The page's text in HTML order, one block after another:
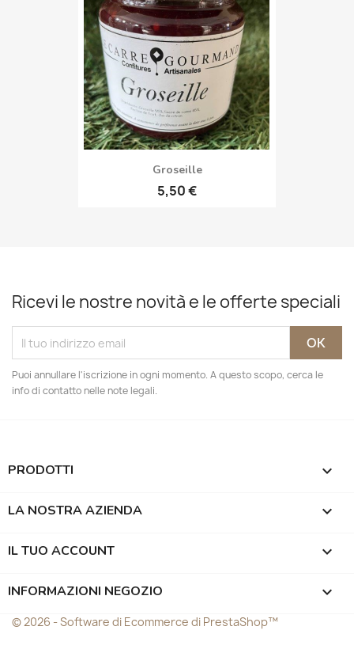
Groseille
5,50 €
Ricevi le nostre novità e le offerte speciali
Puoi annullare l'iscrizione in ogni momento. A questo scopo, cerca le
info di contatto nelle note legali.
PRODOTTI 
LA NOSTRA AZIENDA 
IL TUO ACCOUNT 
INFORMAZIONI NEGOZIO keyboard_arrow_down
© 2026 - Software di Ecommerce di PrestaShop™